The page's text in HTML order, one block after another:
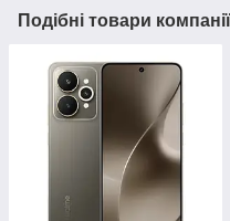
Подібні товари компанії